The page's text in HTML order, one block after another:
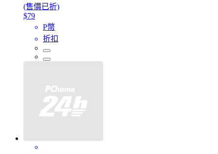
(售價已折)
$79
P幣
折扣